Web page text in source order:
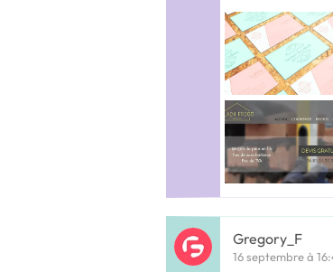
Gregory_F
16 septembre à